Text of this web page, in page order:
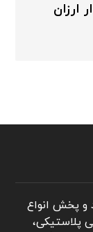
ارزان
و پخش انواع
پلاستیکی،